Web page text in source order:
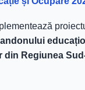
Regiunea